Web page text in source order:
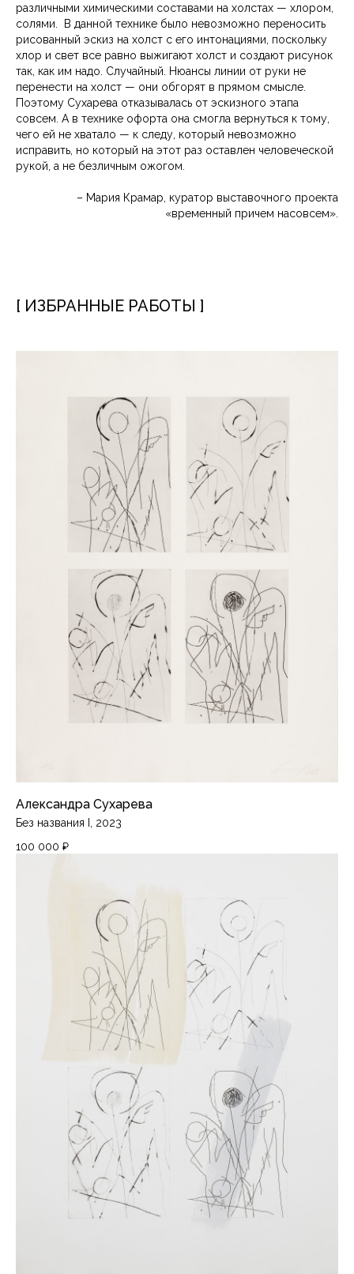
различными химическими составами на холстах — хлором,
солями. В данной технике было невозможно переносить
рисованный эскиз на холст с его интонациями, поскольку
хлор и свет все равно выжигают холст и создают рисунок
так, как им надо. Случайный. Нюансы линии от руки не
перенести на холст — они обгорят в прямом смысле.
Поэтому Сухарева отказывалась от эскизного этапа
совсем. А в технике офорта она смогла вернуться к тому,
чего ей не хватало — к следу, который невозможно
исправить, но который на этот раз оставлен человеческой
рукой, а не безличным ожогом.
– Мария Крамар, куратор выставочного проекта
«временный причем насовсем».
[ ИЗБРАННЫЕ РАБОТЫ ]
Александра Сухарева
Без названия I, 2023
100 000 ₽